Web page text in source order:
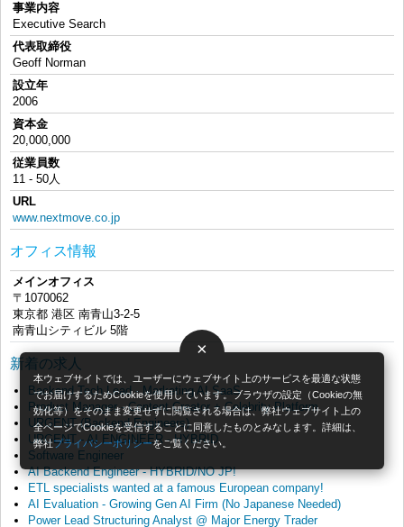
×
本ウェブサイトでは、ユーザーにウェブサイト上のサービスを最適な状態
でお届けするためCookieを使用しています。ブラウザの設定（Cookieの無
効化等）をそのまま変更せずに閲覧される場合は、弊社ウェブサイト上の
全ページでCookieを受信することに同意したものとみなします。詳細は、
弊社プライバシーポリシーをご覧ください。
事業内容
Executive Search
代表取締役
Geoff Norman
設立年
2006
資本金
20,000,000
従業員数
11 - 50人
URL
www.nextmove.co.jp
オフィス情報
メインオフィス
〒1070062
東京都 港区 南青山3-2-5
南青山シティビル 5階
新着の求人
Backend Tech Lead - Marketing AI SaaS
Product Manager - Content Creator + Celebrity Platform
URGENT (Backend Engineers)
URGENT - AI ENGINEER - HYBRID
Software Engineer
AI Backend Engineer - HYBRID/NO JP!
ETL specialists wanted at a famous European company!
AI Evaluation - Growing Gen AI Firm (No Japanese Needed)
Power Lead Structuring Analyst @ Major Energy Trader